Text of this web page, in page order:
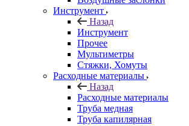
Инструмент
Назад
Инструмент
Прочее
Мультиметры
Стяжки, Хомуты
Расходные материалы
Назад
Расходные материалы
Труба медная
Труба капилярная